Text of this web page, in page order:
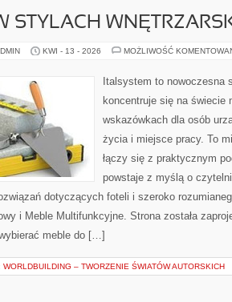
STYLACH
KWI - 13 - 2026 MOŻLIWOŚĆ
Italsystem to nowoczesna
koncentruje się na świecie
wskazówkach dla osób
życia i miejsce pracy. To
łączy się z praktycznym
powstaje z myślą o
dotyczących foteli i szeroko
i Meble Multifunkcyjne. Strona została
meble do […]
WORLDBUILDING – TWORZENIE ŚWIATÓW AUTORSKICH